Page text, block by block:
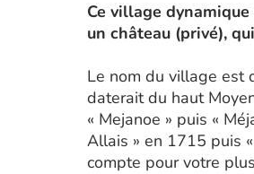
Ce village
un château (privé),
Le nom du village est
daterait du haut
« Mejanoe » puis «
Allais » en 1715 puis
compte pour votre